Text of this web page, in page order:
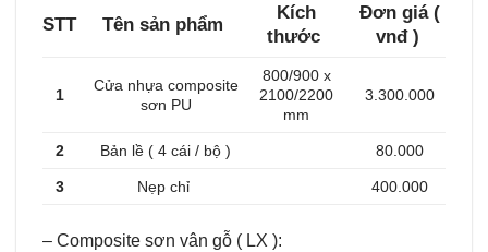
STT Tên sản phẩm
Kích
thước
Đơn giá (
vnđ )
1
Cửa nhựa composite
sơn PU
800/900 x
2100/2200
mm
3.300.000
2 Bản lề ( 4 cái / bộ ) 80.000
3 Nẹp chỉ 400.000
– Composite sơn vân gỗ ( LX ):